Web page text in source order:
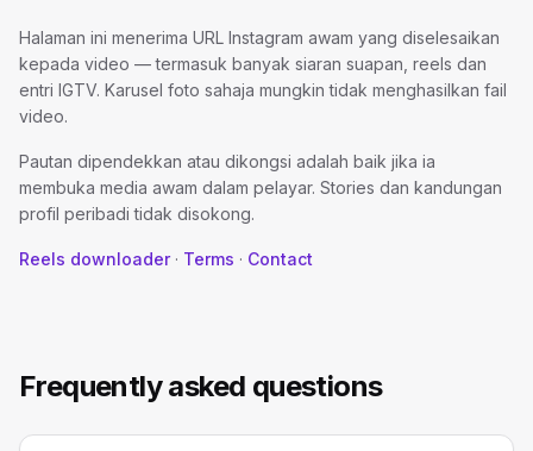
Halaman ini menerima URL Instagram awam yang diselesaikan
kepada video — termasuk banyak siaran suapan, reels dan
entri IGTV. Karusel foto sahaja mungkin tidak menghasilkan fail
video.
Pautan dipendekkan atau dikongsi adalah baik jika ia
membuka media awam dalam pelayar. Stories dan kandungan
profil peribadi tidak disokong.
Reels downloader · Terms · Contact
Frequently asked questions